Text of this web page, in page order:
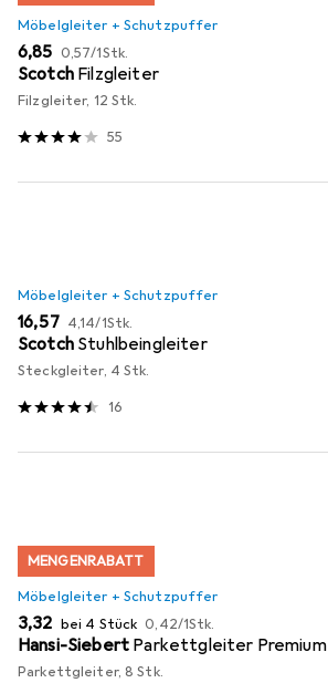
Möbelgleiter + Schutzpuffer
EUR
6,85 EUR
0,57/1Stk.
Scotch Filzgleiter
Filzgleiter, 12 Stk.
55
Möbelgleiter + Schutzpuffer
EUR
16,57 EUR
4,14/1Stk.
Scotch Stuhlbeingleiter
Steckgleiter, 4 Stk.
16
MENGENRABATT
Möbelgleiter + Schutzpuffer
EUR
3,32 bei 4 Stück EUR
0,42/1Stk.
Hansi-Siebert Parkettgleiter Premium
Parkettgleiter, 8 Stk.